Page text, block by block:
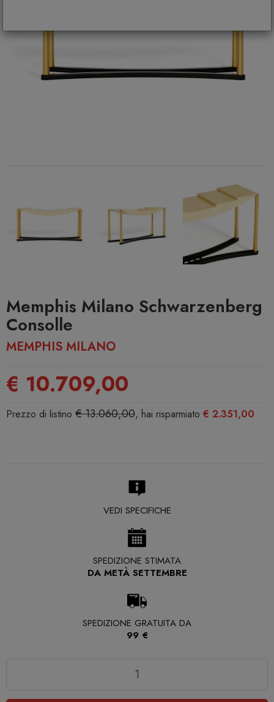
Memphis Milano Schwarzenberg
Consolle
MEMPHIS MILANO
€ 10.709,00
Prezzo di listino € 13.060,00, hai risparmiato € 2.351,00
VEDI SPECIFICHE
SPEDIZIONE STIMATA
DA METÀ SETTEMBRE
SPEDIZIONE GRATUITA DA
99 €